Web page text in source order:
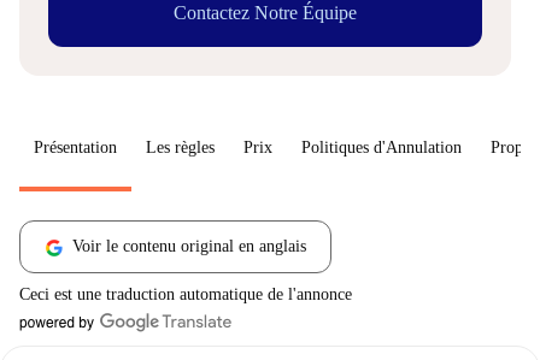
Contactez Notre Équipe
Présentation Les règles Prix Politiques d'Annulation
Voir le contenu original en anglais
Ceci est une traduction automatique de l'annonce